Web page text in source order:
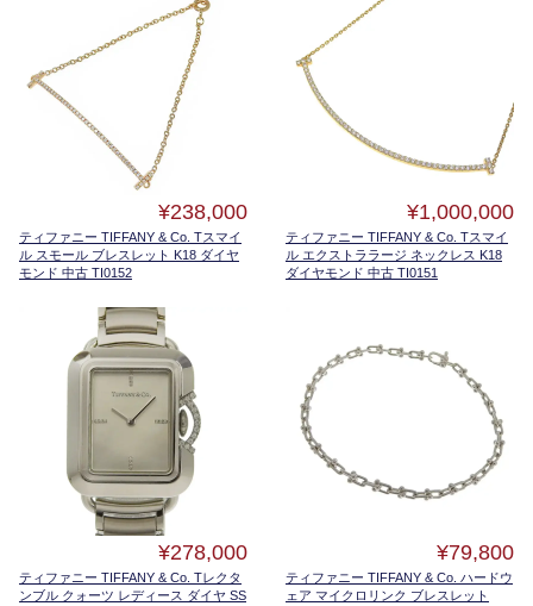
¥238,000
ティファニー TIFFANY & Co. Tスマイ
ル スモール ブレスレット K18 ダイヤ
モンド 中古 TI0152
¥1,000,000
ティファニー TIFFANY & Co. Tスマイ
ル エクストララージ ネックレス K18
ダイヤモンド 中古 TI0151
¥278,000
ティファニー TIFFANY & Co. Tレクタ
ンブル クォーツ レディース ダイヤ SS
¥79,800
ティファニー TIFFANY & Co. ハードウ
ェア マイクロリンク ブレスレット